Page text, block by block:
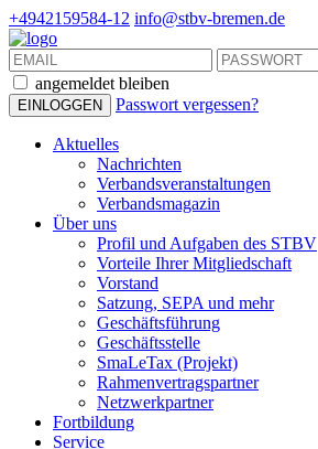
+4942159584-12 info@stbv-bremen.de
angemeldet bleiben
Passwort vergessen?
Aktuelles
Nachrichten
Verbandsveranstaltungen
Verbandsmagazin
Über uns
Profil und Aufgaben des STBV
Vorteile Ihrer Mitgliedschaft
Vorstand
Satzung, SEPA und mehr
Geschäftsführung
Geschäftsstelle
SmaLeTax (Projekt)
Rahmenvertragspartner
Netzwerkpartner
Fortbildung
Service